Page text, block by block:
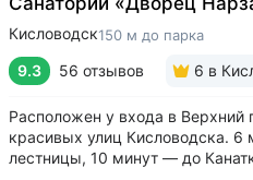
Кисловодск150 м до парка
9.3 56 отзывов 6 в
Расположен у входа в Верхний
красивых улиц Кисловодска. 6
лестницы, 10 минут — до